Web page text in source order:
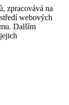
zpracovává na
webových
Dalším